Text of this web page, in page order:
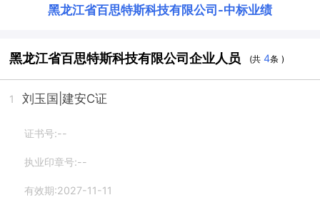
黑龙江省百思特斯科技有限公司 -中标业绩
黑龙江省百思特斯科技有限公司企业人员 (共4条 )
1 刘玉国 |建安C证
证书号:--
执业印章号:--
有效期:2027-11-11